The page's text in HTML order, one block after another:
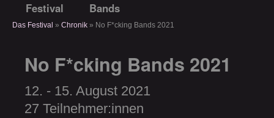
Festival
Bands
Das Festival » Chronik » No F*cking Bands 2021
No F*cking Bands 2021
12. - 15. August 2021
27 Teilnehmer:innen